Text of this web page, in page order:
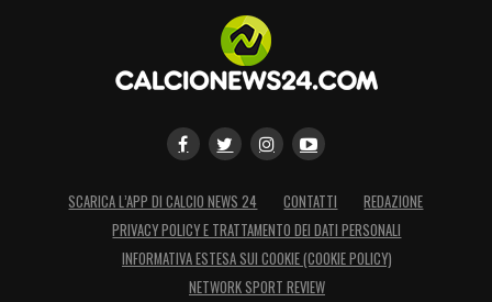
SCARICA L’APP DI CALCIO NEWS 24 CONTATTI
REDAZIONE
PRIVACY POLICY E TRATTAMENTO DEI DATI PERSONALI
INFORMATIVA ESTESA SUI COOKIE (COOKIE POLICY)
NETWORK SPORT REVIEW